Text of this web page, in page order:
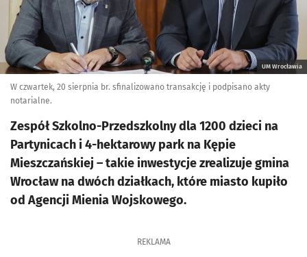
UM Wrocławia
W czwartek, 20 sierpnia br. sfinalizowano transakcję i podpisano akty
notarialne.
Zespół Szkolno-Przedszkolny dla 1200 dzieci na
Partynicach i 4-hektarowy park na Kępie
Mieszczańskiej – takie inwestycje zrealizuje gmina
Wrocław na dwóch działkach, które miasto kupiło
od Agencji Mienia Wojskowego.
REKLAMA